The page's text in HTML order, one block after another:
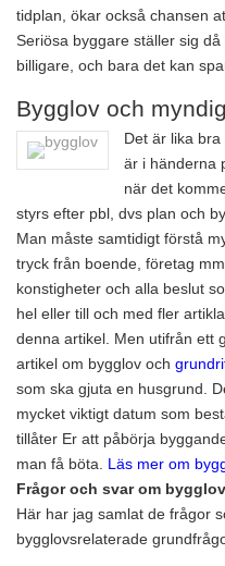
tidplan, ökar också chansen
Seriösa byggare ställer sig
billigare, och bara det kan
Bygglov och
Det är lika
är i händerna
när det
styrs efter pbl, dvs plan och
Man måste samtidigt förstå
tryck från boende, företag
konstigheter och alla beslut
hel eller till och med fler
denna artikel. Men utifrån ett
artikel om bygglov och
som ska gjuta en husgrund.
mycket viktigt datum som
tillåter Er att påbörja
man få böta. Läs mer om
Frågor och svar om bygglov
Här har jag samlat de frågor
bygglovsrelaterade